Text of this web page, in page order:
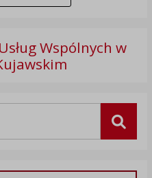
Wspólnych w